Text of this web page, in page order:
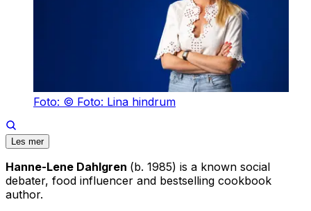
Foto: © Foto: Lina hindrum
Les mer
Hanne-Lene Dahlgren (b. 1985) is a known social
debater, food influencer and bestselling cookbook
author.